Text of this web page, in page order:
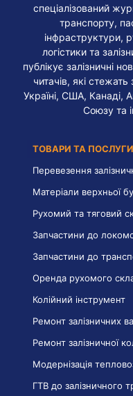
спеціалізований
транспорту,
інфраструктури,
логістики та
публікує залізничні
читачів, які
Україні, США, Канаді,
Союзу та
ТОВАРИ ТА ПОСЛУГИ
Перевезення
Матеріали верхньої
Рухомий та тяговий
Запчастини до
Запчастини до
Оренда рухомого
Колійний інструмент
Ремонт залізничних
Ремонт залізничної
Модернізація
ГТВ до залізничного